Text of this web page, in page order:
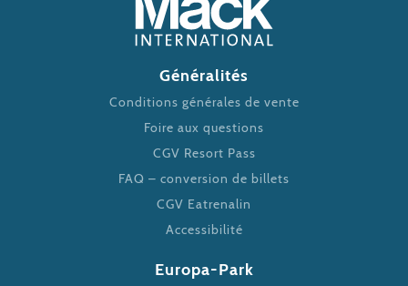
Généralités
Conditions générales de vente
Foire aux questions
CGV Resort Pass
FAQ – conversion de billets
CGV Eatrenalin
Accessibilité
Europa-Park